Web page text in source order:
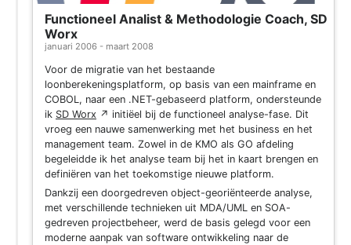
Functioneel Analist & Methodologie Coach, SD
Worx
januari 2006 - maart 2008
Voor de migratie van het bestaande
loonberekeningsplatform, op basis van een mainframe en
COBOL, naar een .NET-gebaseerd platform, ondersteunde
ik SD Worx ↗ initiëel bij de functioneel analyse-fase. Dit
vroeg een nauwe samenwerking met het business en het
management team. Zowel in de KMO als GO afdeling
begeleidde ik het analyse team bij het in kaart brengen en
definiëren van het toekomstige nieuwe platform.
Dankzij een doorgedreven object-georiënteerde analyse,
met verschillende technieken uit MDA/UML en SOA-
gedreven projectbeheer, werd de basis gelegd voor een
moderne aanpak van software ontwikkeling naar de